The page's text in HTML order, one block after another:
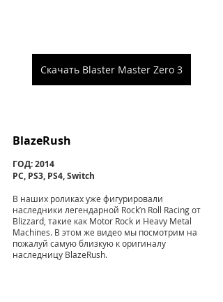
Скачать Blaster Master Zero 3
BlazeRush
ГОД: 2014
PC, PS3, PS4, Switch
В наших роликах уже фигурировали
наследники легендарной Rock’n Roll Racing от
Blizzard, такие как Motor Rock и Heavy Metal
Machines. В этом же видео мы посмотрим на
пожалуй самую близкую к оригиналу
наследницу BlazeRush.